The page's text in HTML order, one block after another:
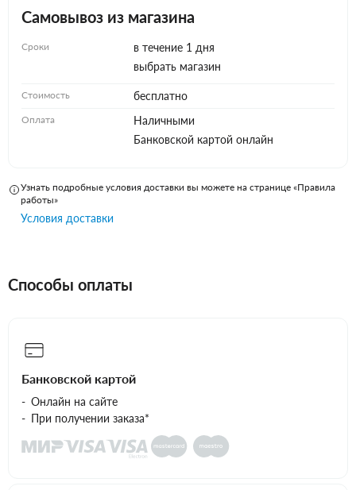
Самовывоз из магазина
Сроки
в течение 1 дня
выбрать магазин
Стоимость бесплатно
Оплата
Наличными
Банковской картой онлайн
Узнать подробные условия доставки вы можете на странице «Правила
работы»
Условия доставки
Способы оплаты
Банковской картой
Онлайн на сайте
При получении заказа*